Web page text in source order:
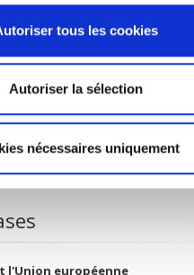
tous les cookies
Autoriser la sélection
nécessaires uniquement
l'Union européenne